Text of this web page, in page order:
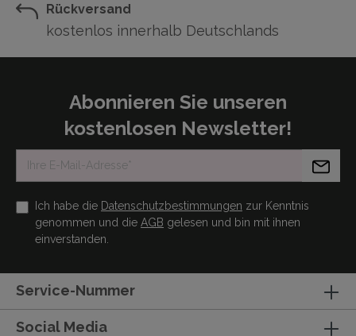
Rückversand
kostenlos innerhalb Deutschlands
Abonnieren Sie unseren
kostenlosen Newsletter!
Ich habe die Datenschutzbestimmungen zur Kenntnis
genommen und die AGB gelesen und bin mit ihnen
einverstanden.
Service-Nummer
Social Media